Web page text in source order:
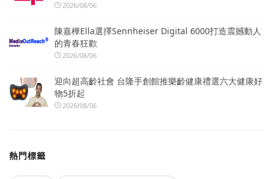
2026/08/06
陳嘉樺Ella選擇Sennheiser Digital 6000打造震撼動人
的青春狂歡
2026/08/06
迎向超高齡社會 台隆手創館推樂齡健康禮選六大健康好
物5折起
2026/08/06
熱門標籤